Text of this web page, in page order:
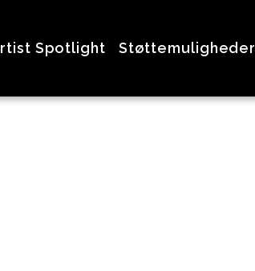
Spotlight Støttemuligheder